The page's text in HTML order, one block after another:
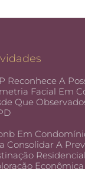
Reconhece A
Facial Em
Que
Em
Consolidar A